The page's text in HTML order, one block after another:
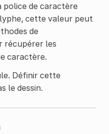
police de caractère
cette valeur peut
de
récupérer les
caractère.
Définir cette
le dessin.